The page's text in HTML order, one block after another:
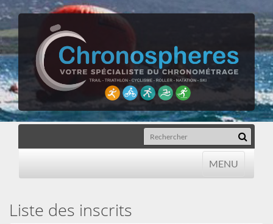
MENU
MENU
Liste des inscrits